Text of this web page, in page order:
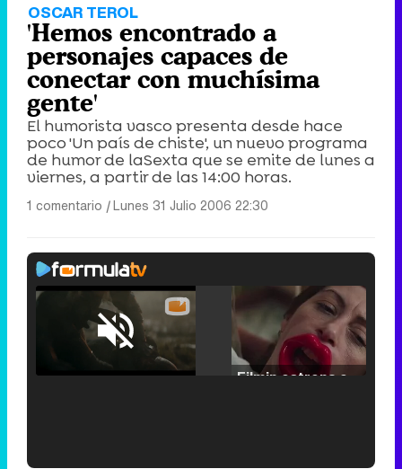
OSCAR TEROL
'Hemos encontrado a
personajes capaces de
conectar con muchísima
gente'
El humorista vasco presenta desde hace
poco 'Un país de chiste', un nuevo programa
de humor de laSexta que se emite de lunes a
viernes, a partir de las 14:00 horas.
1 comentario |Lunes 31 Julio 2006 22:30
Unmute /
Loaded:
25.30%